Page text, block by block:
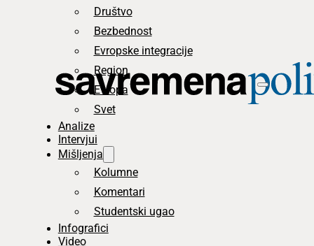
Društvo
Bezbednost
Evropske integracije
Region
Evropa
Svet
Analize
Intervjui
Mišljenja
Kolumne
Komentari
Studentski ugao
Infografici
Video